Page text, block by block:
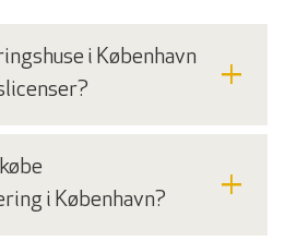
i København
add
i København?
add